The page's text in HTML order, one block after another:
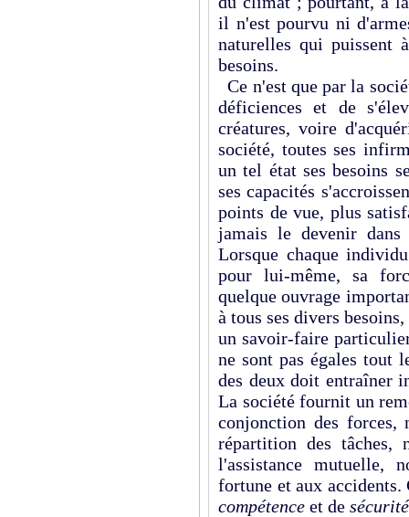
il n'est pourvu ni
naturelles qui puissent
besoins.
Ce n'est que par la
déficiences et de
créatures, voire
société, toutes ses
un tel état ses besoins
ses capacités
points de vue, plus
jamais le devenir
Lorsque chaque
pour lui-même, sa
quelque ouvrage
à tous ses divers
un savoir-faire
ne sont pas égales tout
des deux doit entraîner
La société fournit un
conjonction des forces,
répartition des tâches,
l'assistance mutuelle,
fortune et aux
compétence et de sécurité